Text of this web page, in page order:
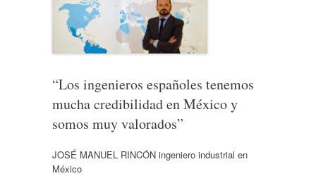
“Los ingenieros españoles tenemos
mucha credibilidad en México y
somos muy valorados”
JOSÉ MANUEL RINCÓN ingeniero industrial en
México